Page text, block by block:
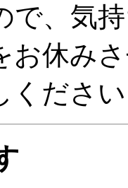
で、気
お休み
くださ